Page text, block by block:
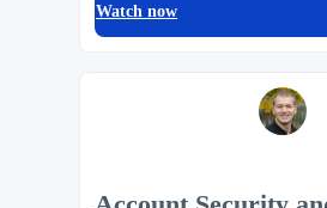
Watch now